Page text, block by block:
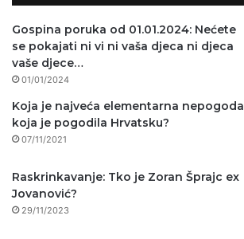
Gospina poruka od 01.01.2024: Nećete
se pokajati ni vi ni vaša djeca ni djeca
vaše djece…
01/01/2024
Koja je najveća elementarna nepogoda
koja je pogodila Hrvatsku?
07/11/2021
Raskrinkavanje: Tko je Zoran Šprajc ex
Jovanović?
29/11/2023